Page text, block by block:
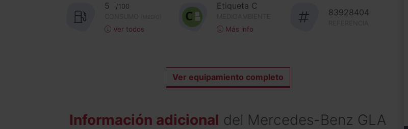
5
l/100
Ver todos
Etiqueta C
Más info
83928404
Ver equipamiento completo
Información adicional del Mercedes-Benz GLA